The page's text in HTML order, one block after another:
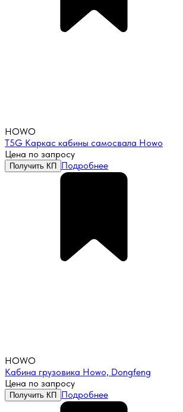
HOWO
T5G Каркас кабины самосвала Howo
Цена по запросу
Получить КП Подробнее
HOWO
Кабина грузовика Howo, Dongfeng
Цена по запросу
Получить КП Подробнее